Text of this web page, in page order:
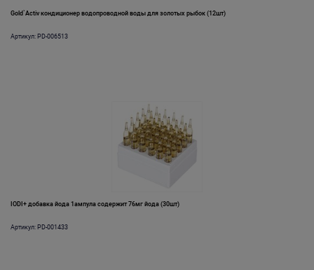
Gold`Activ кондиционер водопроводной воды для золотых рыбок (12шт)
Артикул: PD-006513
IODI+ добавка йода 1ампула содержит 76мг йода (30шт)
Артикул: PD-001433